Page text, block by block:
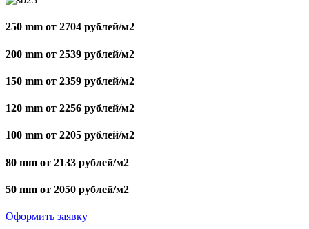
250 mm от 2704 рублей/м2
200 mm от 2539 рублей/м2
150 mm от 2359 рублей/м2
120 mm от 2256 рублей/м2
100 mm от 2205 рублей/м2
80 mm от 2133 рублей/м2
50 mm от 2050 рублей/м2
Оформить заявку